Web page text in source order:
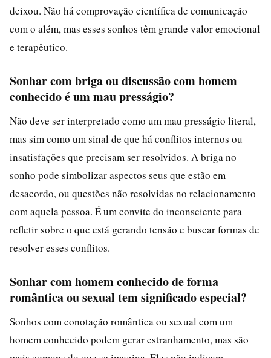
deixou. Não há comprovação científica de comunicação
com o além, mas esses sonhos têm grande valor emocional
e terapêutico.
Sonhar com briga ou discussão com homem
conhecido é um mau presságio?
Não deve ser interpretado como um mau presságio literal,
mas sim como um sinal de que há conflitos internos ou
insatisfações que precisam ser resolvidos. A briga no
sonho pode simbolizar aspectos seus que estão em
desacordo, ou questões não resolvidas no relacionamento
com aquela pessoa. É um convite do inconsciente para
refletir sobre o que está gerando tensão e buscar formas de
resolver esses conflitos.
Sonhar com homem conhecido de forma
romântica ou sexual tem significado especial?
Sonhos com conotação romântica ou sexual com um
homem conhecido podem gerar estranhamento, mas são